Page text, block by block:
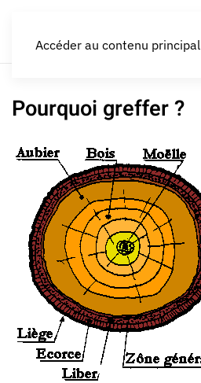
Accéder au contenu principal
Pourquoi greffer ?